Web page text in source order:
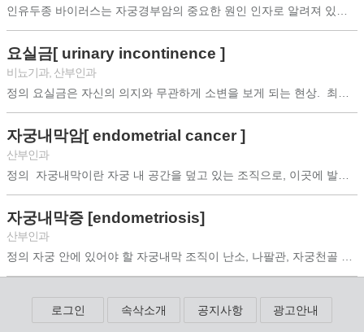
인유두종 바이러스는 자궁경부암의 중요한 원인 인자로 알려져 있으며, 파포바 바이러...
요실금[ urinary incontinence ]
비뇨기과, 산부인과
자궁내막암[ endometrial cancer ]
산부인과
자궁내막증 [endometriosis]
산부인과
로그인 속삭소개 공지사항 광고안내